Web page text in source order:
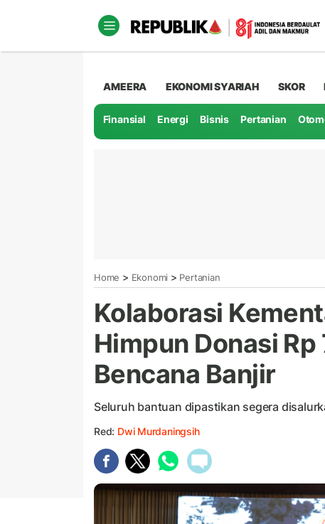
AMEERA EKONOMI SYARIAH SKOR
Finansial Energi Bisnis Pertanian
Home > Ekonomi > Pertanian
Kolaborasi
Himpun Donasi
Bencana Banjir
Seluruh bantuan dipastikan segera
Red: Dwi Murdaningsih